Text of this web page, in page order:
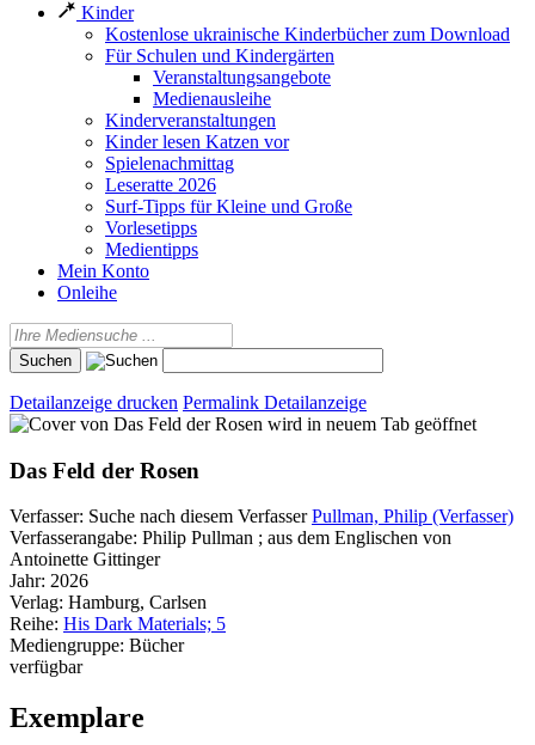
Kinder
Kostenlose ukrainische Kinderbücher zum Download
Für Schulen und Kindergärten
Veranstaltungsangebote
Medienausleihe
Kinderveranstaltungen
Kinder lesen Katzen vor
Spielenachmittag
Leseratte 2026
Surf-Tipps für Kleine und Große
Vorlesetipps
Medientipps
Mein Konto
Onleihe
Detailanzeige drucken Permalink Detailanzeige
wird in neuem Tab geöffnet
Das Feld der Rosen
Verfasser: Suche nach diesem Verfasser Pullman, Philip (Verfasser)
Verfasserangabe: Philip Pullman ; aus dem Englischen von
Antoinette Gittinger
Jahr: 2026
Verlag: Hamburg, Carlsen
Reihe: His Dark Materials; 5
Mediengruppe: Bücher
verfügbar
Exemplare